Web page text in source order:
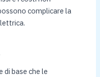
complicare la
di base che le